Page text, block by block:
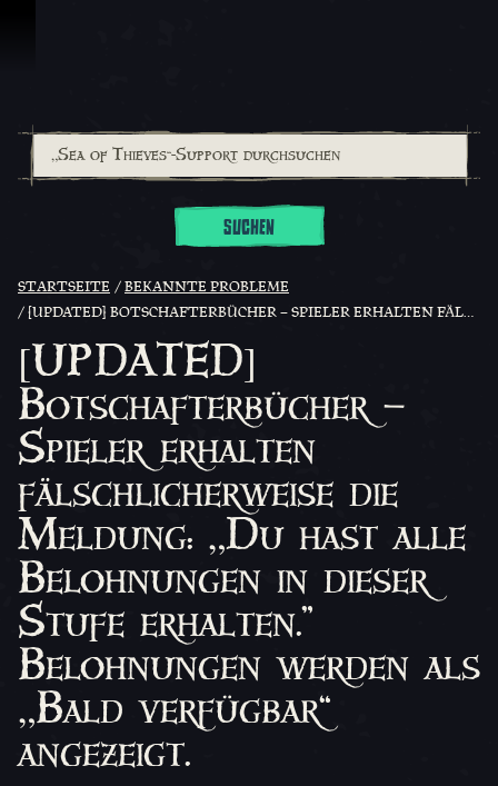
SUCHEN
STARTSEITE
BEKANNTE PROBLEME
[UPDATED] BOTSCHAFTERBÜCHER – SPIELER ERHALTEN FÄLSCHLICHERWEISE DIE MELDUNG: „DU HAST ALLE BELOHNUNGEN IN DIESER STUFE ERHALTEN." BELOHNUNGEN WERDEN ALS „BALD VERFÜGBAR“ ANGEZEIGT.
[UPDATED]
Botschafterbücher –
Spieler erhalten
fälschlicherweise die
Meldung: „Du hast alle
Belohnungen in dieser
Stufe erhalten."
Belohnungen werden als
„Bald verfügbar“
angezeigt.